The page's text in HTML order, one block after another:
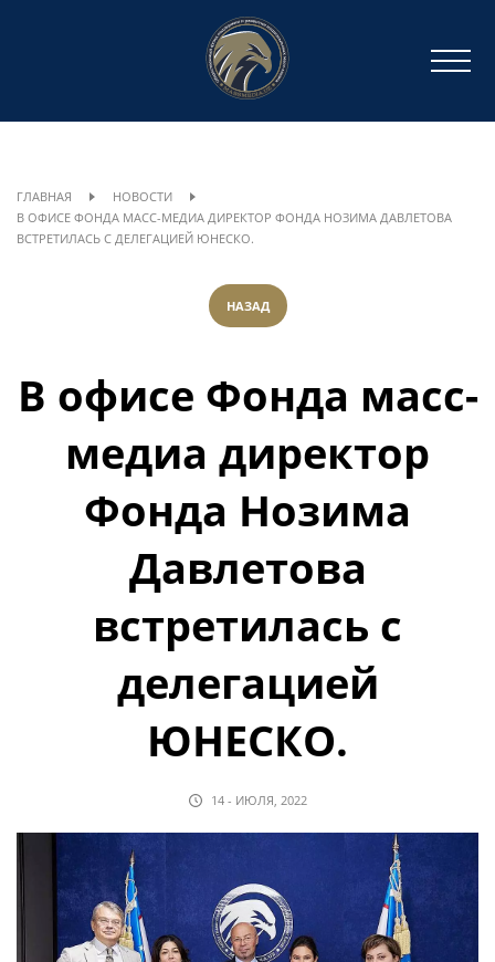
ГЛАВНАЯ
НОВОСТИ
В ОФИСЕ ФОНДА МАСС-МЕДИА ДИРЕКТОР ФОНДА НОЗИМА ДАВЛЕТОВА
ВСТРЕТИЛАСЬ С ДЕЛЕГАЦИЕЙ ЮНЕСКО.
НАЗАД
В офисе Фонда масс-
медиа директор
Фонда Нозима
Давлетова
встретилась с
делегацией
ЮНЕСКО.
14 - ИЮЛЯ, 2022